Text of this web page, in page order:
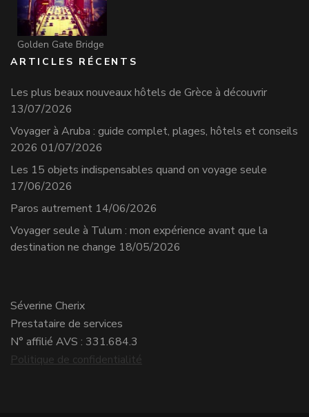
Golden Gate Bridge
ARTICLES RÉCENTS
Les plus beaux nouveaux hôtels de Grèce à découvrir
13/07/2026
Voyager à Aruba : guide complet, plages, hôtels et conseils
2026 01/07/2026
Les 15 objets indispensables quand on voyage seule
17/06/2026
Paros autrement 14/06/2026
Voyager seule à Tulum : mon expérience avant que la
destination ne change 18/05/2026
Séverine Cherix
Prestataire de services
N° affilié AVS : 331.684.3
Politique de confidentialité